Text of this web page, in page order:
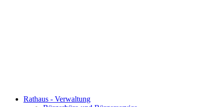
Rathaus - Verwaltung